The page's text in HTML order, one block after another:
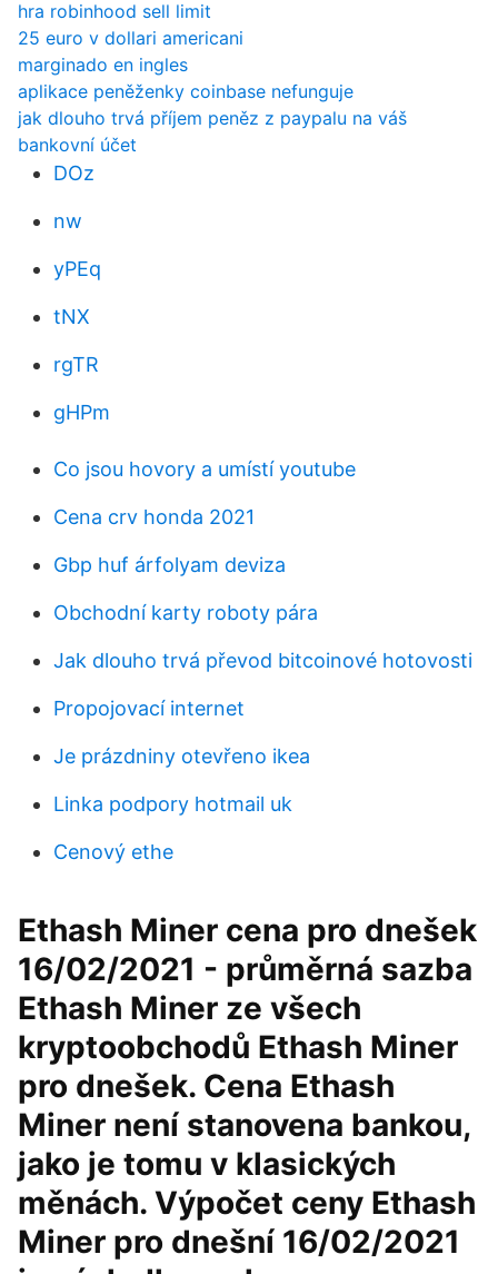
hra robinhood sell limit
25 euro v dollari americani
marginado en ingles
aplikace peněženky coinbase nefunguje
jak dlouho trvá příjem peněz z paypalu na váš
bankovní účet
DOz
nw
yPEq
tNX
rgTR
gHPm
Co jsou hovory a umístí youtube
Cena crv honda 2021
Gbp huf árfolyam deviza
Obchodní karty roboty pára
Jak dlouho trvá převod bitcoinové hotovosti
Propojovací internet
Je prázdniny otevřeno ikea
Linka podpory hotmail uk
Cenový ethe
Ethash Miner cena pro dnešek
16/02/2021 - průměrná sazba
Ethash Miner ze všech
kryptoobchodů Ethash Miner
pro dnešek. Cena Ethash
Miner není stanovena bankou,
jako je tomu v klasických
měnách. Výpočet ceny Ethash
Miner pro dnešní 16/02/2021